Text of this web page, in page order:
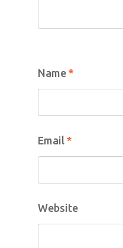
Name *
Email *
Website